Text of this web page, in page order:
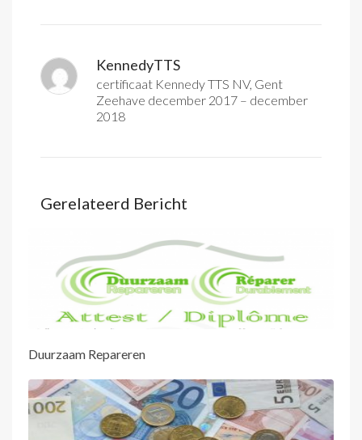
KennedyTTS
certificaat Kennedy TTS NV, Gent
Zeehave december 2017 – december
2018
Gerelateerd Bericht
Duurzaam Repareren